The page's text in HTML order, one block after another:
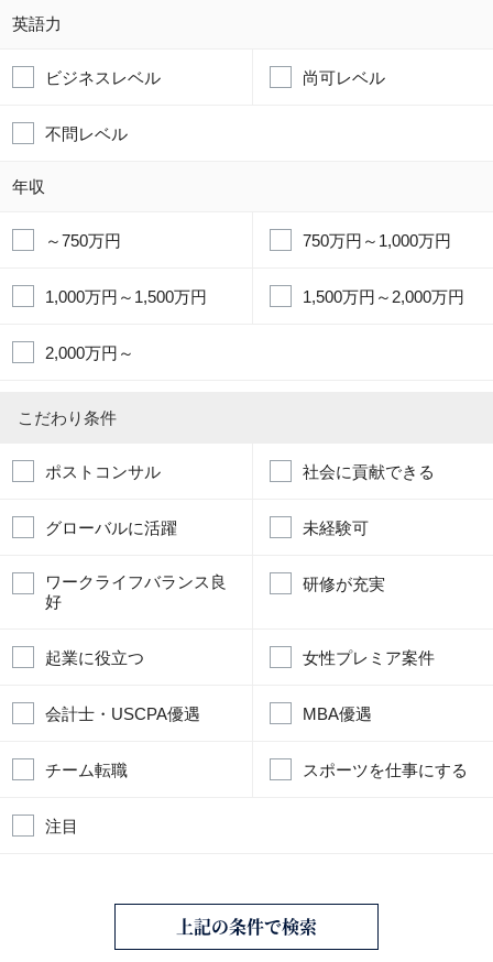
英語力
ビジネスレベル 尚可レベル
不問レベル
年収
～750万円 750万円～1,000万円
1,000万円～1,500万円 1,500万円～2,000万円
2,000万円～
こだわり条件
ポストコンサル 社会に貢献できる
グローバルに活躍 未経験可
ワークライフバランス良
好
研修が充実
起業に役立つ 女性プレミア案件
会計士・USCPA優遇 MBA優遇
チーム転職 スポーツを仕事にする
注目
上記の条件で検索